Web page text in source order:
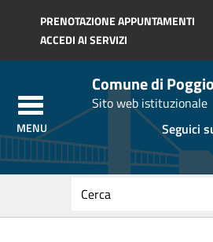
Regione Toscana
PRENOTAZIONE APPUNTAMENTI
ACCEDI AI SERVIZI
Comune di
Sito web istituzionale
Seguici
testo
da
cercare
ricerca